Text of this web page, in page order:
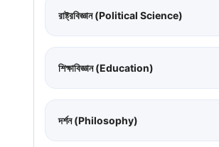
রাষ্ট্রবিজ্ঞান (Political Science)
শিক্ষাবিজ্ঞান (Education)
দর্শন (Philosophy)